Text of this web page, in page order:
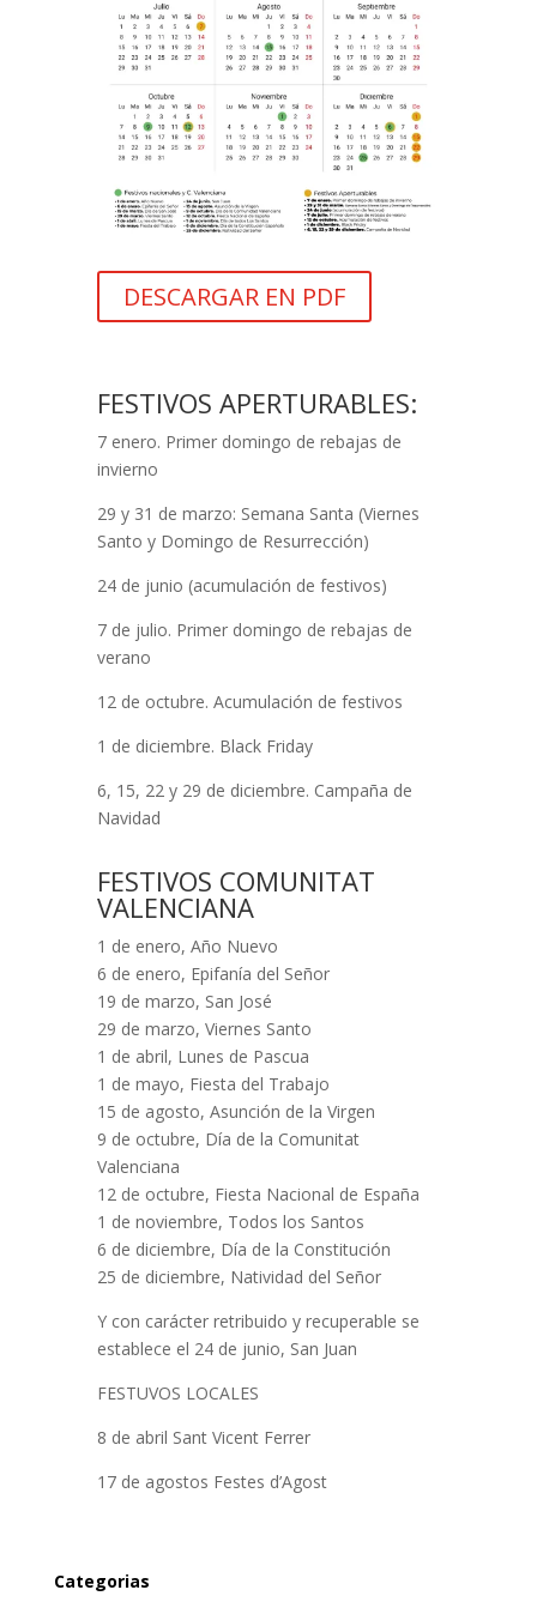
DESCARGAR EN PDF
FESTIVOS APERTURABLES:
7 enero. Primer domingo de rebajas de
invierno
29 y 31 de marzo: Semana Santa (Viernes
Santo y Domingo de Resurrección)
24 de junio (acumulación de festivos)
7 de julio. Primer domingo de rebajas de
verano
12 de octubre. Acumulación de festivos
1 de diciembre. Black Friday
6, 15, 22 y 29 de diciembre. Campaña de
Navidad
FESTIVOS COMUNITAT
VALENCIANA
1 de enero, Año Nuevo
6 de enero, Epifanía del Señor
19 de marzo, San José
29 de marzo, Viernes Santo
1 de abril, Lunes de Pascua
1 de mayo, Fiesta del Trabajo
15 de agosto, Asunción de la Virgen
9 de octubre, Día de la Comunitat
Valenciana
12 de octubre, Fiesta Nacional de España
1 de noviembre, Todos los Santos
6 de diciembre, Día de la Constitución
25 de diciembre, Natividad del Señor
Y con carácter retribuido y recuperable se
establece el 24 de junio, San Juan
FESTUVOS LOCALES
8 de abril Sant Vicent Ferrer
17 de agostos Festes d’Agost
Categorias